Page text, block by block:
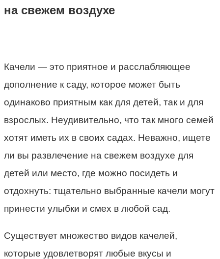
на свежем воздухе
Качели — это приятное и расслабляющее
дополнение к саду, которое может быть
одинаково приятным как для детей, так и для
взрослых. Неудивительно, что так много семей
хотят иметь их в своих садах. Неважно, ищете
ли вы развлечение на свежем воздухе для
детей или место, где можно посидеть и
отдохнуть: тщательно выбранные качели могут
принести улыбки и смех в любой сад.
Существует множество видов качелей,
которые удовлетворят любые вкусы и